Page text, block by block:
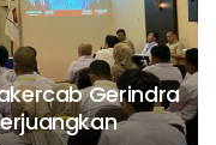
Gerindra